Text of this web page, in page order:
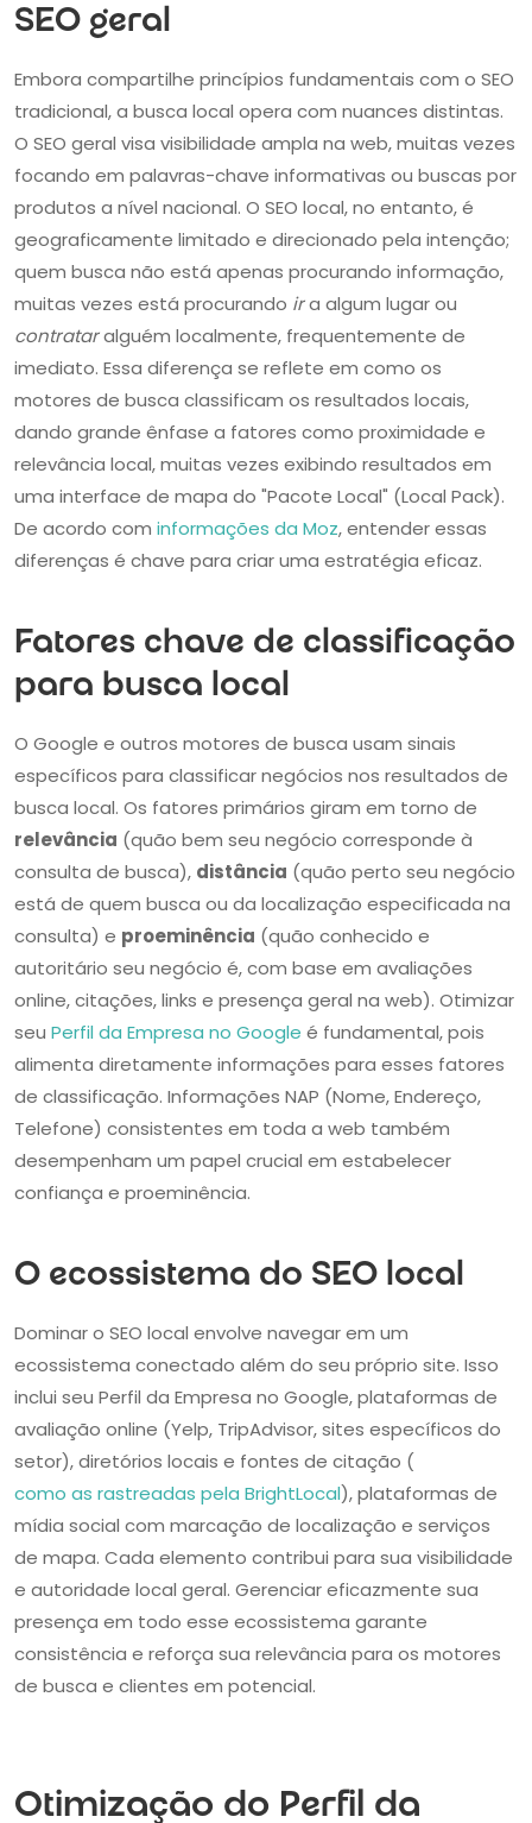
SEO geral
Embora compartilhe princípios fundamentais com o SEO
tradicional, a busca local opera com nuances distintas.
O SEO geral visa visibilidade ampla na web, muitas vezes
focando em palavras-chave informativas ou buscas por
produtos a nível nacional. O SEO local, no entanto, é
geograficamente limitado e direcionado pela intenção;
quem busca não está apenas procurando informação,
muitas vezes está procurando ira algum lugar ou
contrataralguém localmente, frequentemente de
imediato. Essa diferença se reflete em como os
motores de busca classificam os resultados locais,
dando grande ênfase a fatores como proximidade e
relevância local, muitas vezes exibindo resultados em
uma interface de mapa do "Pacote Local" (Local Pack).
De acordo com informações da Moz, entender essas
diferenças é chave para criar uma estratégia eficaz.
Fatores chave de classificação
para busca local
O Google e outros motores de busca usam sinais
específicos para classificar negócios nos resultados de
busca local. Os fatores primários giram em torno de
relevância (quão bem seu negócio corresponde à
consulta de busca), distância (quão perto seu negócio
está de quem busca ou da localização especificada na
consulta) e proeminência (quão conhecido e
autoritário seu negócio é, com base em avaliações
online, citações, links e presença geral na web). Otimizar
seu Perfil da Empresa no Google é fundamental, pois
alimenta diretamente informações para esses fatores
de classificação. Informações NAP (Nome, Endereço,
Telefone) consistentes em toda a web também
desempenham um papel crucial em estabelecer
confiança e proeminência.
O ecossistema do SEO local
Dominar o SEO local envolve navegar em um
ecossistema conectado além do seu próprio site. Isso
inclui seu Perfil da Empresa no Google, plataformas de
avaliação online (Yelp, TripAdvisor, sites específicos do
setor), diretórios locais e fontes de citação (
como as rastreadas pela BrightLocal), plataformas de
mídia social com marcação de localização e serviços
de mapa. Cada elemento contribui para sua visibilidade
e autoridade local geral. Gerenciar eficazmente sua
presença em todo esse ecossistema garante
consistência e reforça sua relevância para os motores
de busca e clientes em potencial.
Otimização do Perfil da